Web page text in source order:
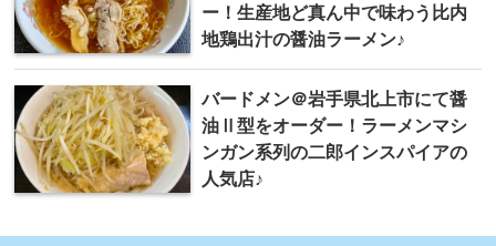
ー！生産地ど真ん中で味わう比内
地鶏出汁の醤油ラーメン♪
バードメン＠岩手県北上市にて醤
油Ⅱ型をオーダー！ラーメンマシ
ンガン系列の二郎インスパイアの
人気店♪